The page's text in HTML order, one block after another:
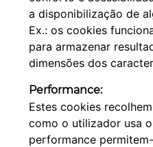
a disponibilização de
Ex.: os cookies
para armazenar
dimensões dos
Performance:
Estes cookies
como o utilizador usa
performance